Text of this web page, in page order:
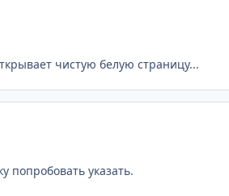
чистую белую страницу...
попробовать указать.